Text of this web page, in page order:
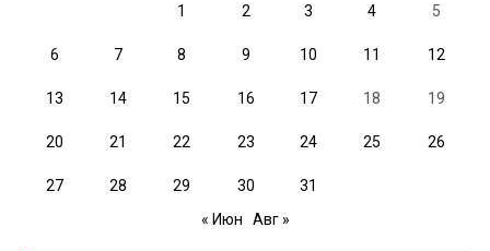
1 2 3 4 5
6 7 8 9 10 11 12
13 14 15 16 17 18 19
20 21 22 23 24 25 26
27 28 29 30
31
« Июн
Авг »